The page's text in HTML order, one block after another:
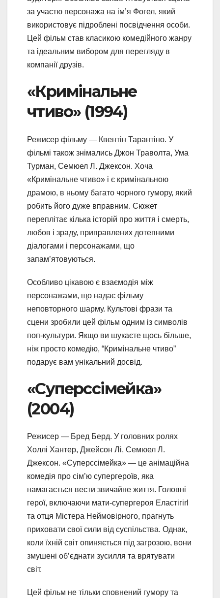
за участю персонажа на ім’я Фогел, який
використовує підроблені посвідчення особи.
Цей фільм став класикою комедійного жанру
та ідеальним вибором для перегляду в
компанії друзів.
«Кримінальне
чтиво» (1994)
Режисер фільму — Квентін Тарантіно. У
фільмі також знімались Джон Траволта, Ума
Турман, Семюел Л. Джексон. Хоча
«Кримінальне чтиво» і є кримінальною
драмою, в ньому багато чорного гумору, який
робить його дуже вправним. Сюжет
переплітає кілька історій про життя і смерть,
любов і зраду, приправлених дотепними
діалогами і персонажами, що
запам’ятовуються.
Особливо цікавою є взаємодія між
персонажами, що надає фільму
неповторного шарму. Культові фрази та
сцени зробили цей фільм одним із символів
поп-культури. Якщо ви шукаєте щось більше,
ніж просто комедію, “Кримінальне чтиво”
подарує вам унікальний досвід.
«Суперссімейка»
(2004)
Режисер — Бред Берд. У головних ролях
Холлі Хантер, Джейсон Лі, Семюел Л.
Джексон. «Суперссімейка» — це анімаційна
комедія про сім’ю супергероїв, яка
намагається вести звичайне життя. Головні
герої, включаючи мати-супергероя Еластігirl
та отця Містера Неймовірного, прагнуть
приховати свої сили від суспільства. Однак,
коли їхній світ опиняється під загрозою, вони
змушені об’єднати зусилля та врятувати
світ.
Цей фільм не тільки сповнений гумору та